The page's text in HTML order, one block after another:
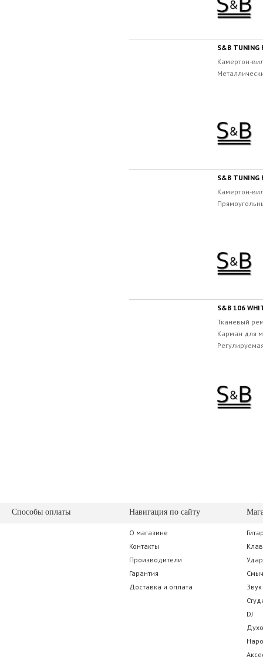
S&B
Камертон-
S&B
Камертон-
S&B 106
Тканевый
Карман для
Способы оплаты Навигация по сайту
О магазине
Контакты
Производители
Гарантия
Доставка и оплата
Звук
DJ